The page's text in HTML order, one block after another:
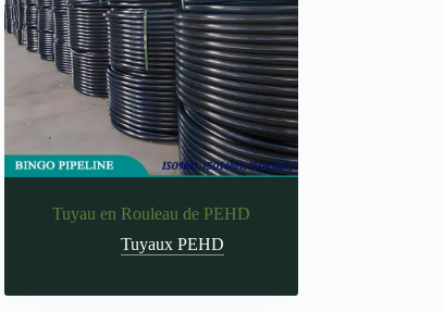
Tuyau en Rouleau de PEHD
Tuyaux PEHD